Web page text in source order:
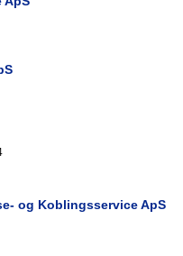
og Koblingsservice ApS